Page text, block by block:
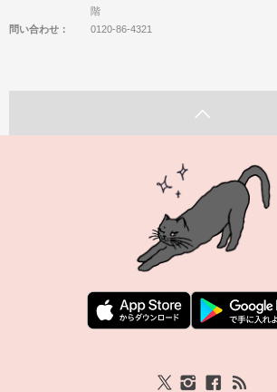
階
問い合わせ：
0120-86-4321